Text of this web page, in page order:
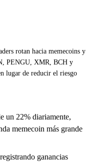
rotan hacia memecoins y
PENGU, XMR, BCH y
lugar de reducir el riesgo
un 22% diariamente,
memecoin más grande
ganancias